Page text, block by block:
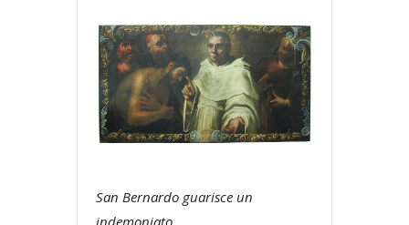
San Bernardo guarisce un
indemoniato